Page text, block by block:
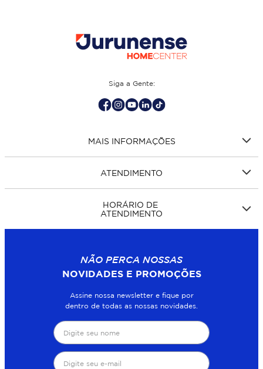
Siga a Gente:
MAIS INFORMAÇÕES
ATENDIMENTO
HORÁRIO DE
ATENDIMENTO
NÃO PERCA NOSSAS
NOVIDADES E PROMOÇÕES
Assine nossa newsletter e fique por
dentro de todas as nossas novidades.